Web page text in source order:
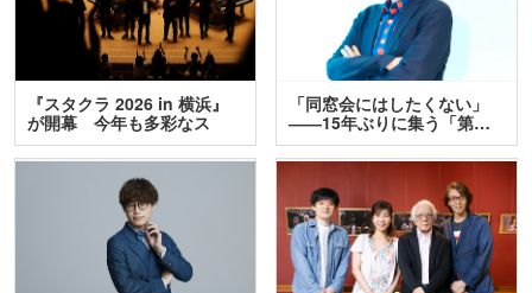
『スタクラ 2026 in 横浜』
が開幕 今年も多彩なス
テ…
「同窓会にはしたくない」
――15年ぶりに集う「第…